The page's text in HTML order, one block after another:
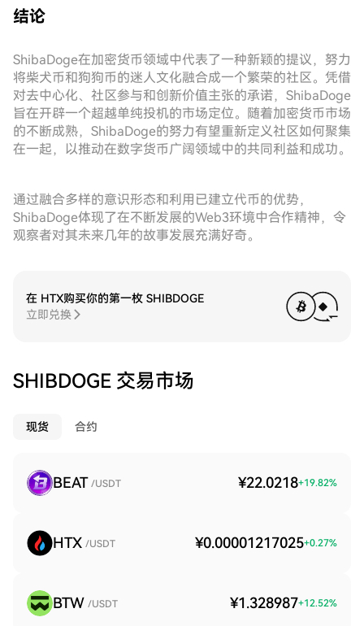
结论
ShibaDoge在加密货币领域中代表了一种新颖的提议，努力
将柴犬币和狗狗币的迷人文化融合成一个繁荣的社区。凭借
对去中心化、社区参与和创新价值主张的承诺，ShibaDoge
旨在开辟一个超越单纯投机的市场定位。随着加密货币市场
的不断成熟，ShibaDoge的努力有望重新定义社区如何聚集
在一起，以推动在数字货币广阔领域中的共同利益和成功。
通过融合多样的意识形态和利用已建立代币的优势，
ShibaDoge体现了在不断发展的Web3环境中合作精神，令
观察者对其未来几年的故事发展充满好奇。
在 HTX购买你的第一枚 SHIBDOGE
立即兑换
SHIBDOGE 交易市场
现货 合约
BEAT /USDT ¥22.0218+19.82%
HTX /USDT ¥0.00001217025+0.27%
BTW /USDT ¥1.328987+12.52%